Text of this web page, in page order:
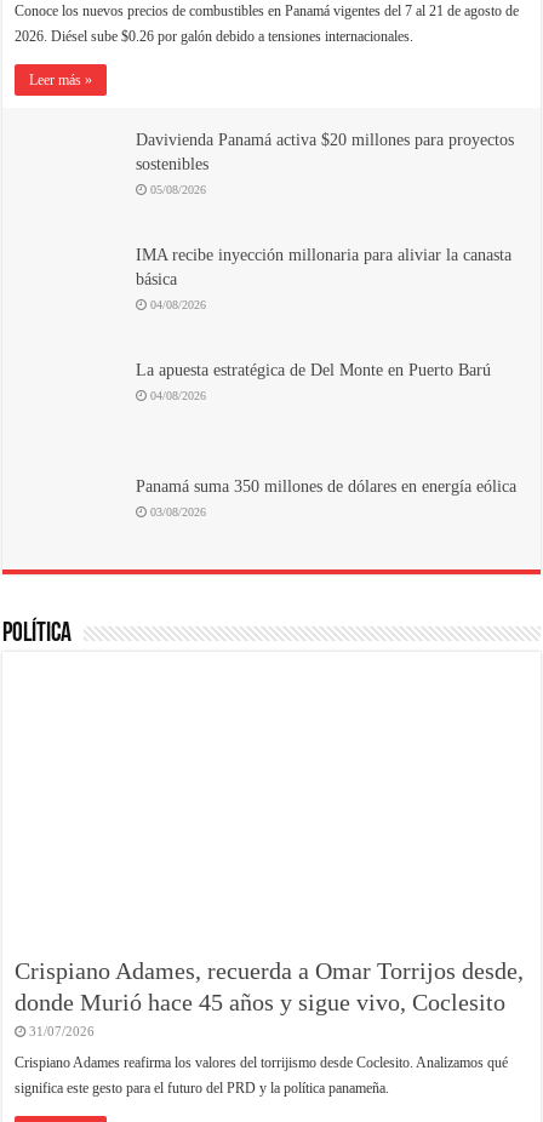
Conoce los nuevos precios de combustibles en Panamá vigentes del 7 al 21 de agosto de
2026. Diésel sube $0.26 por galón debido a tensiones internacionales.
Leer más »
Davivienda Panamá activa $20 millones para proyectos
sostenibles
05/08/2026
IMA recibe inyección millonaria para aliviar la canasta
básica
04/08/2026
La apuesta estratégica de Del Monte en Puerto Barú
04/08/2026
Panamá suma 350 millones de dólares en energía eólica
03/08/2026
POLÍTICA
Crispiano Adames, recuerda a Omar Torrijos desde,
donde Murió hace 45 años y sigue vivo, Coclesito
31/07/2026
Crispiano Adames reafirma los valores del torrijismo desde Coclesito. Analizamos qué
significa este gesto para el futuro del PRD y la política panameña.